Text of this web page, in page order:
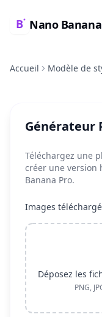
Nano
Accueil Modèle de
Générateur
Téléchargez une
créer une version
Banana Pro.
Images
Déposez les
PNG,